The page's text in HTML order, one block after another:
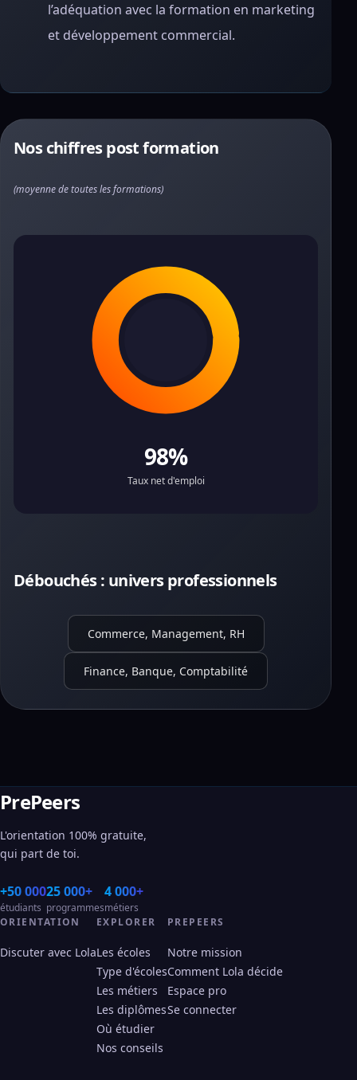
l’adéquation avec la formation en marketing
et développement commercial.
Nos chiffres post formation
(moyenne de toutes les formations)
98%
Taux net d'emploi
Débouchés : univers professionnels
Commerce, Management, RH
Finance, Banque, Comptabilité
PrePeers
L'orientation 100% gratuite,
qui part de toi.
+50 000
étudiants
25 000+
programmes
4 000+
métiers
ORIENTATION
Discuter avec Lola
EXPLORER
Les écoles
Type d'écoles
Les métiers
Les diplômes
Où étudier
Nos conseils
PREPEERS
Notre mission
Comment Lola décide
Espace pro
Se connecter